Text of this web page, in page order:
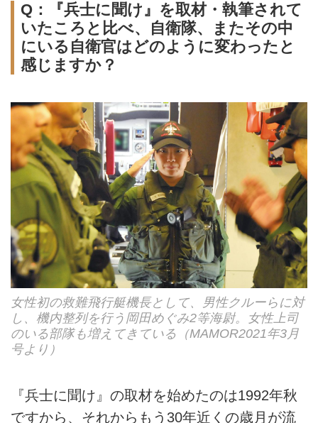
Q：『兵士に聞け』を取材・執筆されて
いたころと比べ、自衛隊、またその中
にいる自衛官はどのように変わったと
感じますか？
女性初の救難飛行艇機長として、男性クルーらに対
し、機内整列を行う岡田めぐみ2等海尉。女性上司
のいる部隊も増えてきている（MAMOR2021年3月
号より）
『兵士に聞け』の取材を始めたのは1992年秋
ですから、それからもう30年近くの歳月が流